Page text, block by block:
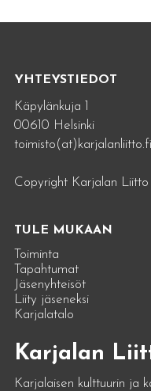
YHTEYSTIEDOT
Käpylänkuja 1
00610 Helsinki
toimisto(at)karjalanliitto.fi
Copyright Karjalan Liitto
TULE MUKAAN
Toiminta
Tapahtumat
Jäsenyhteisöt
Liity jäseneksi
Karjalatalo
Karjalan
Karjalaisen kulttuurin ja